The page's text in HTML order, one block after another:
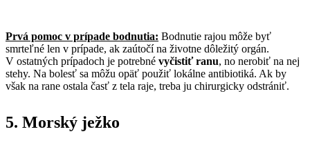
Prvá pomoc v prípade bodnutia: Bodnutie rajou môže byť
smrteľné len v prípade, ak zaútočí na životne dôležitý orgán.
V ostatných prípadoch je potrebné vyčistiť ranu, no nerobiť na nej
stehy. Na bolesť sa môžu opäť použiť lokálne antibiotiká. Ak by
však na rane ostala časť z tela raje, treba ju chirurgicky odstrániť.
5. Morský ježko